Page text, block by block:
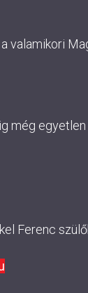
a valamikori
még
Ferenc